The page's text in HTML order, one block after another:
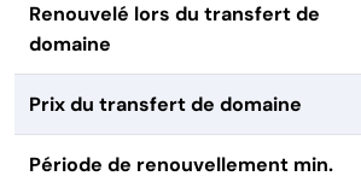
Renouvelé lors du transfert de
domaine
Prix du transfert de domaine
Période de renouvellement min.